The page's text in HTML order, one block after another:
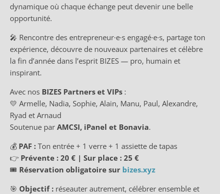
dynamique où chaque échange peut devenir une belle
opportunité.
🎤 Rencontre des entrepreneur·e·s engagé·e·s, partage ton
expérience, découvre de nouveaux partenaires et célèbre
la fin d’année dans l’esprit BIZES — pro, humain et
inspirant.
Avec nos BIZES Partners et VIPs :
💛 Armelle, Nadia, Sophie, Alain, Manu, Paul, Alexandre,
Ryad et Arnaud
Soutenue par AMCSI, iPanel et Bonavia.
💰 PAF : Ton entrée + 1 verre + 1 assiette de tapas
👉 Prévente : 20 € | Sur place : 25 €
🎟 Réservation obligatoire sur bizes.xyz
🎯 Objectif : réseauter autrement, célébrer ensemble et